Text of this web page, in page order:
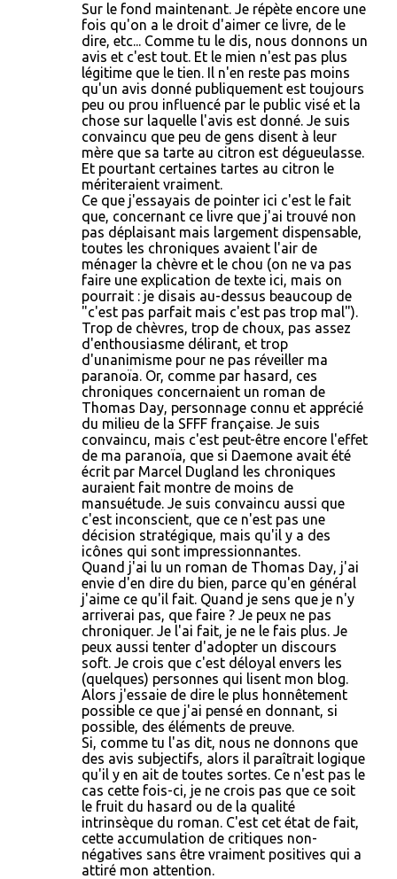
Sur le fond maintenant. Je répète encore une
fois qu'on a le droit d'aimer ce livre, de le
dire, etc... Comme tu le dis, nous donnons un
avis et c'est tout. Et le mien n'est pas plus
légitime que le tien. Il n'en reste pas moins
qu'un avis donné publiquement est toujours
peu ou prou influencé par le public visé et la
chose sur laquelle l'avis est donné. Je suis
convaincu que peu de gens disent à leur
mère que sa tarte au citron est dégueulasse.
Et pourtant certaines tartes au citron le
mériteraient vraiment.
Ce que j'essayais de pointer ici c'est le fait
que, concernant ce livre que j'ai trouvé non
pas déplaisant mais largement dispensable,
toutes les chroniques avaient l'air de
ménager la chèvre et le chou (on ne va pas
faire une explication de texte ici, mais on
pourrait : je disais au-dessus beaucoup de
"c'est pas parfait mais c'est pas trop mal").
Trop de chèvres, trop de choux, pas assez
d'enthousiasme délirant, et trop
d'unanimisme pour ne pas réveiller ma
paranoïa. Or, comme par hasard, ces
chroniques concernaient un roman de
Thomas Day, personnage connu et apprécié
du milieu de la SFFF française. Je suis
convaincu, mais c'est peut-être encore l'effet
de ma paranoïa, que si Daemone avait été
écrit par Marcel Dugland les chroniques
auraient fait montre de moins de
mansuétude. Je suis convaincu aussi que
c'est inconscient, que ce n'est pas une
décision stratégique, mais qu'il y a des
icônes qui sont impressionnantes.
Quand j'ai lu un roman de Thomas Day, j'ai
envie d'en dire du bien, parce qu'en général
j'aime ce qu'il fait. Quand je sens que je n'y
arriverai pas, que faire ? Je peux ne pas
chroniquer. Je l'ai fait, je ne le fais plus. Je
peux aussi tenter d'adopter un discours
soft. Je crois que c'est déloyal envers les
(quelques) personnes qui lisent mon blog.
Alors j'essaie de dire le plus honnêtement
possible ce que j'ai pensé en donnant, si
possible, des éléments de preuve.
Si, comme tu l'as dit, nous ne donnons que
des avis subjectifs, alors il paraîtrait logique
qu'il y en ait de toutes sortes. Ce n'est pas le
cas cette fois-ci, je ne crois pas que ce soit
le fruit du hasard ou de la qualité
intrinsèque du roman. C'est cet état de fait,
cette accumulation de critiques non-
négatives sans être vraiment positives qui a
attiré mon attention.